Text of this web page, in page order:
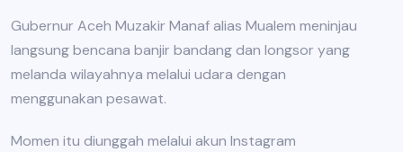
Gubernur Aceh Muzakir Manaf alias Mualem meninjau
langsung bencana banjir bandang dan longsor yang
melanda wilayahnya melalui udara dengan
menggunakan pesawat.
Momen itu diunggah melalui akun Instagram